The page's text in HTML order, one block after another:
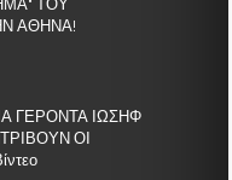
ΤΟΥ
ΑΘΗΝΑ!
ΓΕΡΟΝΤΑ ΙΩΣΗΦ
ΟΙ